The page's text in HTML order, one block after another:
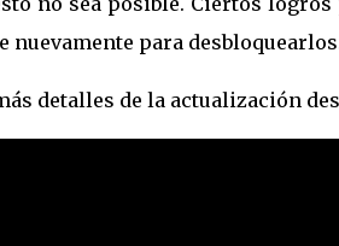
nuevamente para
detalles de la actualización